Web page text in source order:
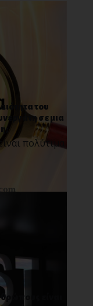
του
σε μια
πολύτιμα
είναι